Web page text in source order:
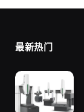
最新热门